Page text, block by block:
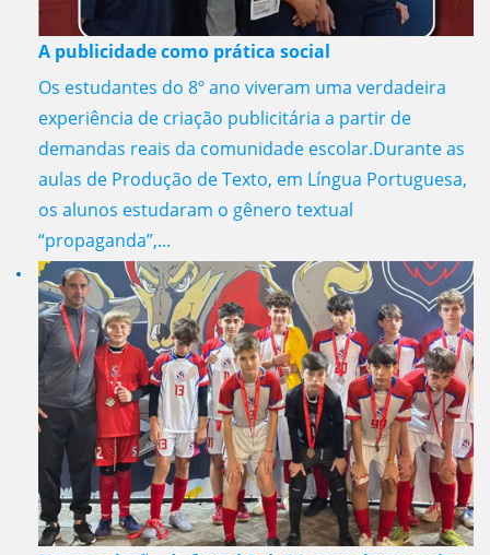
A publicidade como prática social
Os estudantes do 8º ano viveram uma verdadeira
experiência de criação publicitária a partir de
demandas reais da comunidade escolar.Durante as
aulas de Produção de Texto, em Língua Portuguesa,
os alunos estudaram o gênero textual
“propaganda”,...